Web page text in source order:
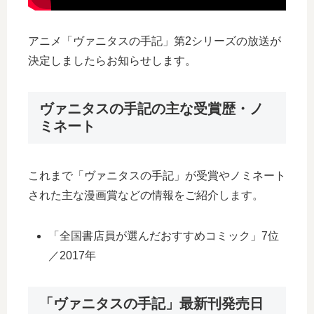
アニメ「ヴァニタスの手記」第2シリーズの放送が
決定しましたらお知らせします。
ヴァニタスの手記の主な受賞歴・ノ
ミネート
これまで「ヴァニタスの手記」が受賞やノミネート
された主な漫画賞などの情報をご紹介します。
「全国書店員が選んだおすすめコミック」7位
／2017年
「ヴァニタスの手記」最新刊発売日